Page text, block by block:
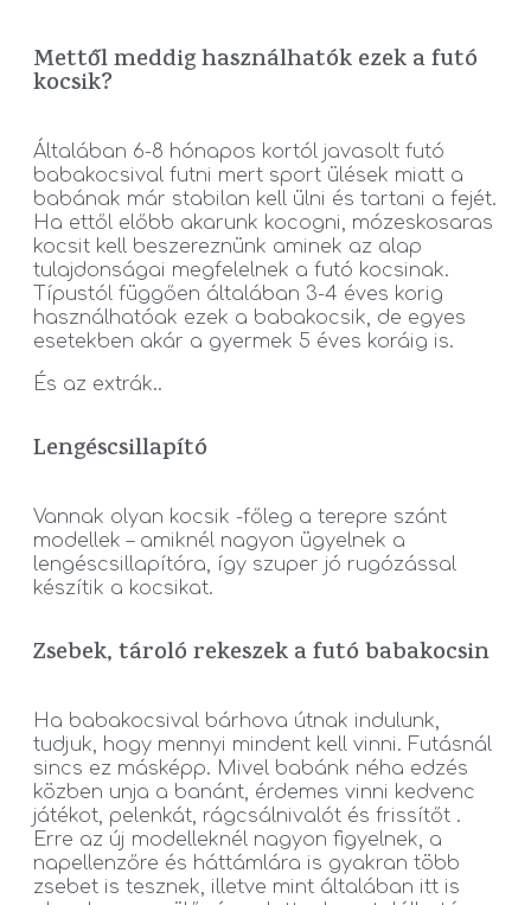
Mettől meddig használhatók ezek a futó
kocsik?
Általában 6-8 hónapos kortól javasolt futó
babakocsival futni mert sport ülések miatt a
babának már stabilan kell ülni és tartani a fejét.
Ha ettől előbb akarunk kocogni, mózeskosaras
kocsit kell beszereznünk aminek az alap
tulajdonságai megfelelnek a futó kocsinak.
Típustól függően általában 3-4 éves korig
használhatóak ezek a babakocsik, de egyes
esetekben akár a gyermek 5 éves koráig is.
És az extrák..
Lengéscsillapító
Vannak olyan kocsik -főleg a terepre szánt
modellek – amiknél nagyon ügyelnek a
lengéscsillapítóra, így szuper jó rugózással
készítik a kocsikat.
Zsebek, tároló rekeszek a futó babakocsin
Ha babakocsival bárhova útnak indulunk,
tudjuk, hogy mennyi mindent kell vinni. Futásnál
sincs ez másképp. Mivel babánk néha edzés
közben unja a banánt, érdemes vinni kedvenc
játékot, pelenkát, rágcsálnivalót és frissítőt .
Erre az új modelleknél nagyon figyelnek, a
napellenzőre és háttámlára is gyakran több
zsebet is tesznek, illetve mint általában itt is